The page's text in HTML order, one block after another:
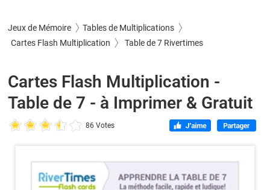
Jeux de Mémoire
Tables de Multiplications
Cartes Flash Multiplication
Table de 7 Rivertimes
Cartes Flash Multiplication -
Table de 7 - à Imprimer & Gratuit
86 Votes